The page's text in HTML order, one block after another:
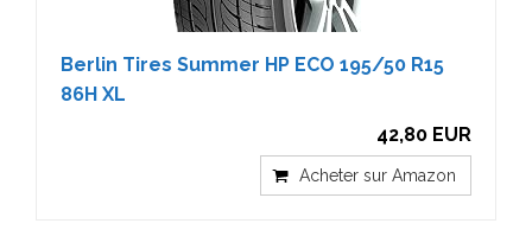
Berlin Tires Summer HP ECO 195/50 R15
86H XL
42,80 EUR
Acheter sur Amazon